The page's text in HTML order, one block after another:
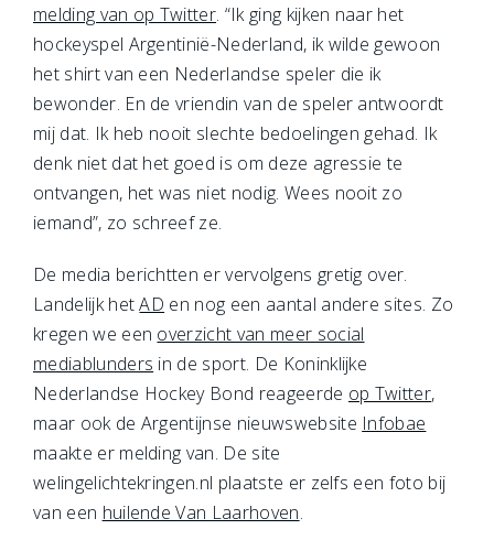
melding van op Twitter. “Ik ging kijken naar het
hockeyspel Argentinië-Nederland, ik wilde gewoon
het shirt van een Nederlandse speler die ik
bewonder. En de vriendin van de speler antwoordt
mij dat. Ik heb nooit slechte bedoelingen gehad. Ik
denk niet dat het goed is om deze agressie te
ontvangen, het was niet nodig. Wees nooit zo
iemand”, zo schreef ze.
De media berichtten er vervolgens gretig over.
Landelijk hetAD en nog een aantal andere sites. Zo
kregen we een overzicht van meer social
mediablunders in de sport. De Koninklijke
Nederlandse Hockey Bond reageerde op Twitter,
maar ook de Argentijnse nieuwswebsite Infobae
maakte er melding van. De site
welingelichtekringen.nl plaatste er zelfs een foto bij
van een huilende Van Laarhoven.